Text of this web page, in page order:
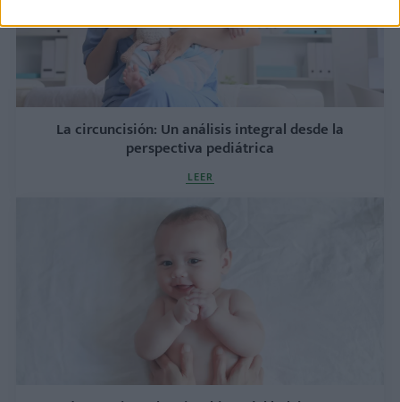
La circu​ncisión: Un análisis integral desde la
perspectiva pediátrica
LEER